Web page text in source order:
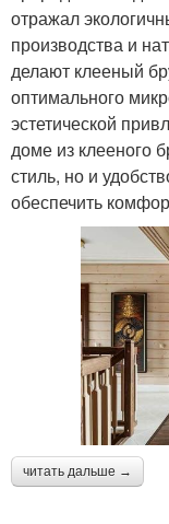
отражал
производства и
делают клееный
оптимального
эстетической
доме из клееного
стиль, но и
обеспечить
читать дальше →